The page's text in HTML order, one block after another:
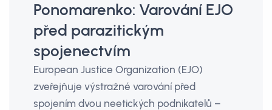
Ponomarenko: Varování EJO
před parazitickým
spojenectvím
European Justice Organization (EJO)
zveřejňuje výstražné varování před
spojením dvou neetických podnikatelů –